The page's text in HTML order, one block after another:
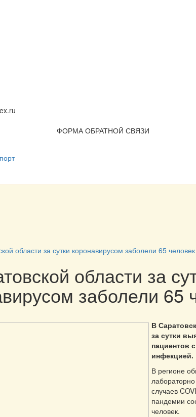
ФОРМА ОБРАТНОЙ СВЯЗИ
области за сутки коронавирусом заболели 65 человек
области за
заболели 65
В
за сутки
пациентов
инфекцией.
В регионе
случаев
пандемии
человек.